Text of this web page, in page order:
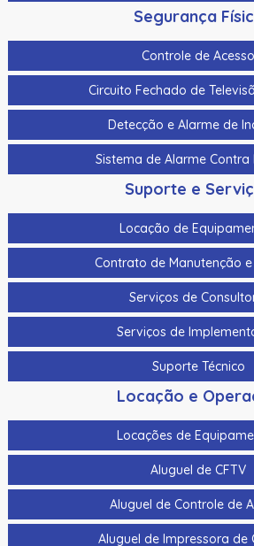
Segurança
Controle de Acesso
Circuito Fechado de
Detecção e Alarme de
Sistema de Alarme Contra
Suporte e
Locação de
Contrato de Manutenção
Serviços de
Serviços de
Suporte Técnico
Locação e
Locações de
Aluguel de CFTV
Aluguel de Controle de
Aluguel de Impressora de